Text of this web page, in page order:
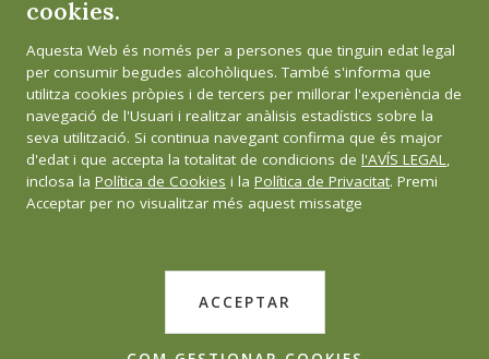
Canal de l'informant
cookies.
Aquesta Web és només per a persones que tinguin edat legal
per consumir begudes alcohòliques. També s'informa que
utilitza cookies pròpies i de tercers per millorar l'experiència de
navegació de l'Usuari i realitzar anàlisis estadístics sobre la
seva utilització. Si continua navegant confirma que és major
d'edat i que accepta la totalitat de condicions de l'AVÍS LEGAL,
inclosa la Política de Cookies i la Política de Privacitat. Premi
Acceptar per no visualitzar més aquest missatge
ACCEPTAR